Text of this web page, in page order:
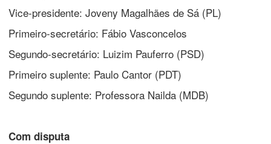
Vice-presidente: Joveny Magalhães de Sá (PL)
Primeiro-secretário: Fábio Vasconcelos
Segundo-secretário: Luizim Pauferro (PSD)
Primeiro suplente: Paulo Cantor (PDT)
Segundo suplente: Professora Nailda (MDB)
Com disputa